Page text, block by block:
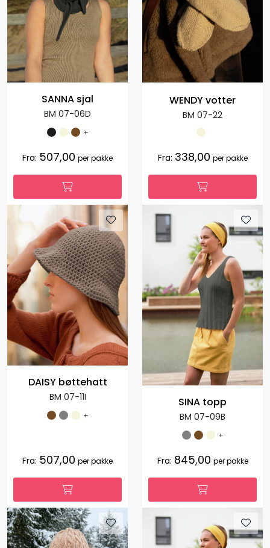
SANNA sjal
BM 07-06D
+
Fra: 507,00 per pakke
WENDY votter
BM 07-22
Fra: 338,00 per pakke
DAISY bøttehatt
BM 07-11I
+
Fra: 507,00 per pakke
SINA topp
BM 07-09B
+
Fra: 845,00 per pakke